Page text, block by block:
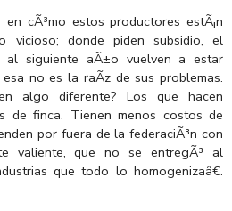
cÃ³mo estos productores estÃ¡n
vicioso; donde piden subsidio, el
siguiente aÃ±o vuelven a estar
no es la raÃ­z de sus problemas.
algo diferente? Los que hacen
de finca. Tienen menos costos de
por fuera de la federaciÃ³n con
valiente, que no se entregÃ³ al
que todo lo homogenizaâ€.